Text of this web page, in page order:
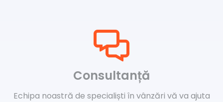
Consultanță
Echipa noastră de specialiști în vânzări vă va ajuta